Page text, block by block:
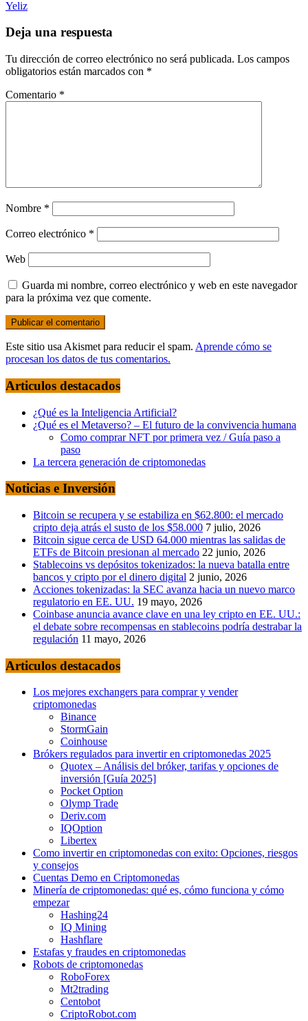
Yeliz
Deja una respuesta
Tu dirección de correo electrónico no será publicada. Los campos
obligatorios están marcados con *
Comentario *
Nombre *
Correo electrónico *
Web
Guarda mi nombre, correo electrónico y web en este navegador
para la próxima vez que comente.
Este sitio usa Akismet para reducir el spam. Aprende cómo se
procesan los datos de tus comentarios.
Articulos destacados
¿Qué es la Inteligencia Artificial?
¿Qué es el Metaverso? – El futuro de la convivencia humana
Como comprar NFT por primera vez / Guía paso a
paso
La tercera generación de criptomonedas
Noticias e Inversión
Bitcoin se recupera y se estabiliza en $62.800: el mercado
cripto deja atrás el susto de los $58.000 7 julio, 2026
Bitcoin sigue cerca de USD 64.000 mientras las salidas de
ETFs de Bitcoin presionan al mercado 22 junio, 2026
Stablecoins vs depósitos tokenizados: la nueva batalla entre
bancos y cripto por el dinero digital 2 junio, 2026
Acciones tokenizadas: la SEC avanza hacia un nuevo marco
regulatorio en EE. UU. 19 mayo, 2026
Coinbase anuncia avance clave en una ley cripto en EE. UU.:
el debate sobre recompensas en stablecoins podría destrabar la
regulación 11 mayo, 2026
Articulos destacados
Los mejores exchangers para comprar y vender
criptomonedas
Binance
StormGain
Coinhouse
Brókers regulados para invertir en criptomonedas 2025
Quotex – Análisis del bróker, tarifas y opciones de
inversión [Guía 2025]
Pocket Option
Olymp Trade
Deriv.com
IQOption
Libertex
Como invertir en criptomonedas con exito: Opciones, riesgos
y consejos
Cuentas Demo en Criptomonedas
Minería de criptomonedas: qué es, cómo funciona y cómo
empezar
Hashing24
IQ Mining
Hashflare
Estafas y fraudes en criptomonedas
Robots de criptomonedas
RoboForex
Mt2trading
Centobot
CriptoRobot.com